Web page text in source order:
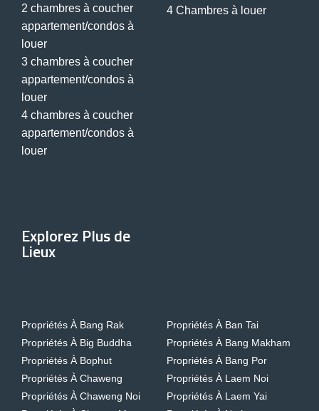
2 chambres à coucher
appartement/condos à
louer
3 chambres à coucher
appartement/condos à
louer
4 chambres à coucher
appartement/condos à
louer
4 Chambres à louer
Explorez Plus de
Lieux
Propriétés À Bang Rak
Propriétés À Big Buddha
Propriétés À Bophut
Propriétés À Chaweng
Propriétés À Chaweng Noi
Propriétés À Ban Tai
Propriétés À Bang Makham
Propriétés À Bang Por
Propriétés À Laem Noi
Propriétés À Laem Yai